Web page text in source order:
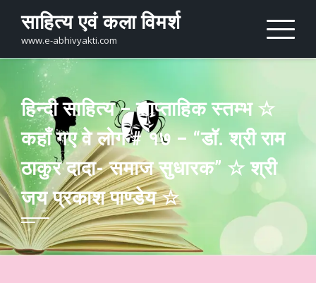
content
साहित्य एवं कला विमर्श
www.e-abhivyakti.com
हिन्दी साहित्य – साप्ताहिक स्तम्भ ☆
कहाँ गए वे लोग # १७ – “डॉ. श्री राम
ठाकुर दादा- समाज सुधारक” ☆ श्री
जय प्रकाश पाण्डेय ☆